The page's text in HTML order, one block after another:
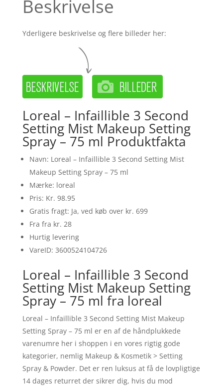
Beskrivelse
Yderligere beskrivelse og flere billeder her:
Loreal – Infaillible 3 Second
Setting Mist Makeup Setting
Spray – 75 ml Produktfakta
Navn: Loreal – Infaillible 3 Second Setting Mist
Makeup Setting Spray – 75 ml
Mærke: loreal
Pris: Kr. 98.95
Gratis fragt: Ja, ved køb over kr. 699
Fra fra kr. 28
Hurtig levering
VareID: 3600524104726
Loreal – Infaillible 3 Second
Setting Mist Makeup Setting
Spray – 75 ml fra loreal
Loreal – Infaillible 3 Second Setting Mist Makeup
Setting Spray – 75 ml er en af de håndplukkede
varenumre her i shoppen i en vores rigtig gode
kategorier, nemlig Makeup & Kosmetik > Setting
Spray & Powder. Det er ren luksus at få de lovpligtige
14 dages returret der sikrer dig, hvis du mod